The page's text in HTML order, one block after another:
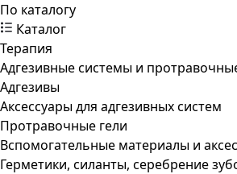
По каталогу
Каталог
Терапия
Адгезивные системы и
Адгезивы
Аксессуары для адгезивных систем
Протравочные гели
Вспомогательные материалы и
Герметики, силанты, серебрение